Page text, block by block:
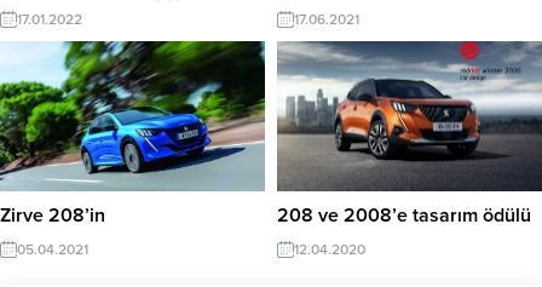
17.01.2022 17.06.2021
Zirve 208’in
05.04.2021
208 ve 2008’e tasarım ödülü
12.04.2020